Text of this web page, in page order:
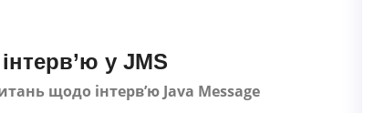
у JMS
щодо інтерв’ю Java Message